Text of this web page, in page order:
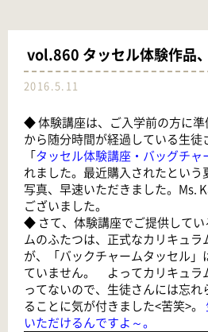
vol.860 タッセル体験作品
2016.5.11
◆ 体験講座は、ご入学前の方に
から随分時間が経過している生
「タッセル体験講座・バッグチャ
れました。最近購入されたという
写真、早速いただきました。Ms.
ございました。
◆ さて、体験講座でご提供してい
ムのふたつは、正式なカリキュラ
が、「バックチャームタッセル」
ていません。 よってカリキュラ
ってないので、生徒さんには忘
ることに気が付きました<苦笑>。
いただけるんですよ～。